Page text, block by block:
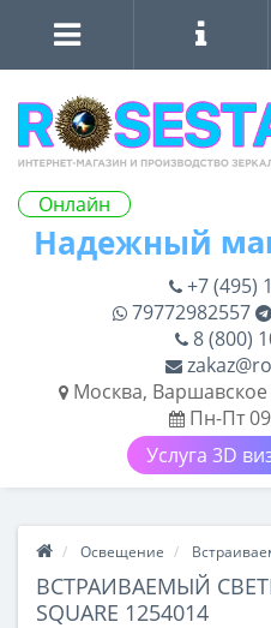
Онлайн
+7 (495)
79772982557
8 (800)
Москва, Варшавское
Пн-Пт
Услуга 3D
Освещение
ВСТРАИВАЕМЫЙ
SQUARE 1254014